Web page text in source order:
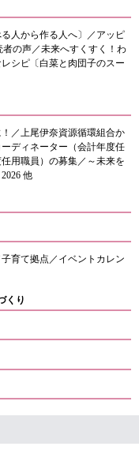
人から作る人へ〕／アッピ
の声／未来へすくすく！わ
シピ〔白菜と肉団子のスー
／上尾伊奈資源循環組合か
ディネーター（会計年度任
用職員）の募集／～未来を
他
育て拠点／イベントカレン
くり